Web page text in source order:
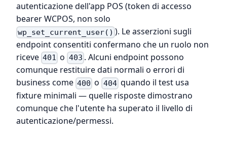
autenticazione dell'app POS (token di accesso
bearer WCPOS, non solo
wp_set_current_user() ). Le asserzioni sugli
endpoint consentiti confermano che un ruolo non
riceve 401 o 403 . Alcuni endpoint possono
comunque restituire dati normali o errori di
business come 400 o 404quando il test usa
fixture minimali — quelle risposte dimostrano
comunque che l'utente ha superato il livello di
autenticazione/permessi.